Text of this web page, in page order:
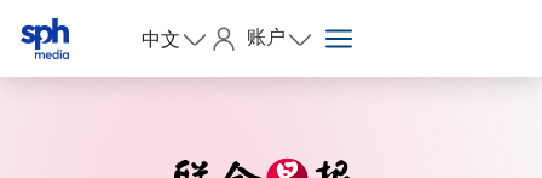
中文 账户